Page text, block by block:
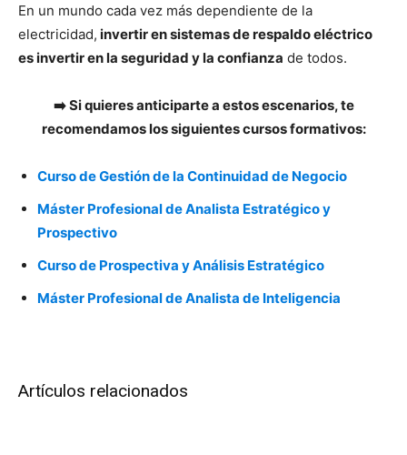
En un mundo cada vez más dependiente de la
electricidad, invertir en sistemas de respaldo eléctrico
es invertir en la seguridad y la confianza de todos.
➡️ Si quieres anticiparte a estos escenarios, te
recomendamos los siguientes cursos formativos:
Curso de Gestión de la Continuidad de Negocio
Máster Profesional de Analista Estratégico y
Prospectivo
Curso de Prospectiva y Análisis Estratégico
Máster Profesional de Analista de Inteligencia
Artículos relacionados